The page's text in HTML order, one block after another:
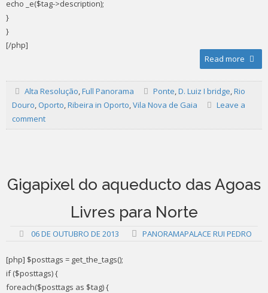
echo _e($tag->description);
}
}
[/php]
Read more
Alta Resolução ,Full Panorama Ponte D. Luiz I bridge Rio
Douro Oporto Ribeira in Oporto Vila Nova de Gaia
Leave a
comment
Gigapixel do aqueducto das Agoas
Livres para Norte
06 DE OUTUBRO DE 2013 PANORAMAPALACE RUI PEDRO
[php] $posttags = get_the_tags();
if ($posttags) {
foreach($posttags as $tag) {